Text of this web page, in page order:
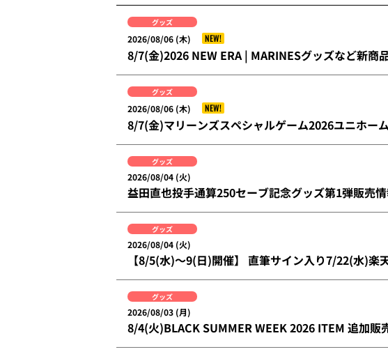
グッズ
2026/08/06 (木) NEW!
8/7(金)2026 NEW ERA | MARINESグッズなど新商
グッズ
2026/08/06 (木) NEW!
8/7(金)マリーンズスペシャルゲーム2026ユニホー
グッズ
2026/08/04 (火)
益田直也投手通算250セーブ記念グッズ第1弾販売
グッズ
2026/08/04 (火)
【8/5(水)～9(日)開催】 直筆サイン入り7/22(水)楽
グッズ
2026/08/03 (月)
8/4(火)BLACK SUMMER WEEK 2026 ITEM 追加販